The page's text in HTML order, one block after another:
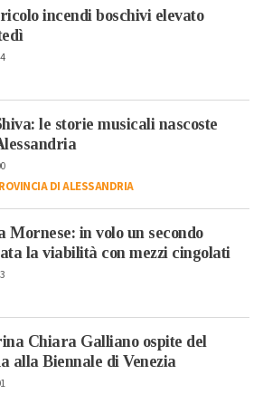
incendi boschivi elevato
le storie musicali nascoste
DI ALESSANDRIA
Mornese: in volo un secondo
la viabilità con mezzi cingolati
Chiara Galliano ospite del
alla Biennale di Venezia